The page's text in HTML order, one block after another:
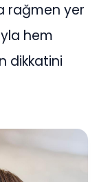
rağmen yer
hem
dikkatini